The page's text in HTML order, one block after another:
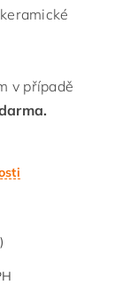
v případě